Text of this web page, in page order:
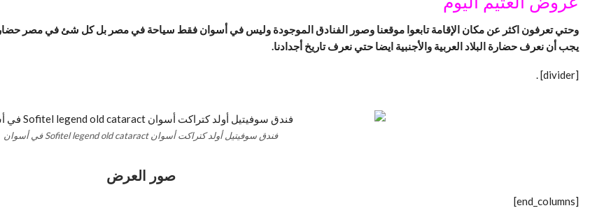
وحتي تعرفون اكثر عن مكان الإقامة تابعوا موقعنا وصور الفنادق الموجودة وليس في أسوان فقط سياحة في مصر بل كل شئ في مصر
يجب أن نعرف حضارة البلاد العربية والأجنبية ايضا حتي نعرف تاريخ أجدادنا.
[divider]
.
فندق سوفيتيل أولد كتراكت أسوان Sofitel legend old cataract في أسوان
صور العرض
[end_columns]